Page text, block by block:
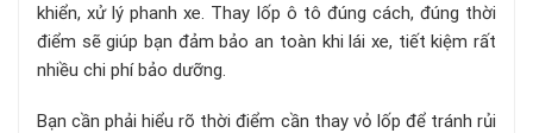
khiển, xử lý phanh xe. Thay lốp ô tô đúng cách, đúng thời
điểm sẽ giúp bạn đảm bảo an toàn khi lái xe, tiết kiệm rất
nhiều chi phí bảo dưỡng.
Bạn cần phải hiểu rõ thời điểm cần thay vỏ lốp để tránh rủi